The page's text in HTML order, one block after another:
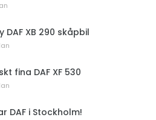
DAF XB 290 skåpbil
fina DAF XF 530
DAF i Stockholm!